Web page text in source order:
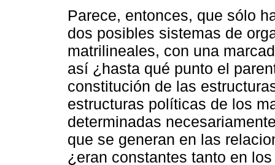
Parece, entonces, que sólo
dos posibles sistemas de
matrilineales, con una
así ¿hasta qué punto el
constitución de las
estructuras políticas de los
determinadas
que se generan en las
¿eran constantes tanto en